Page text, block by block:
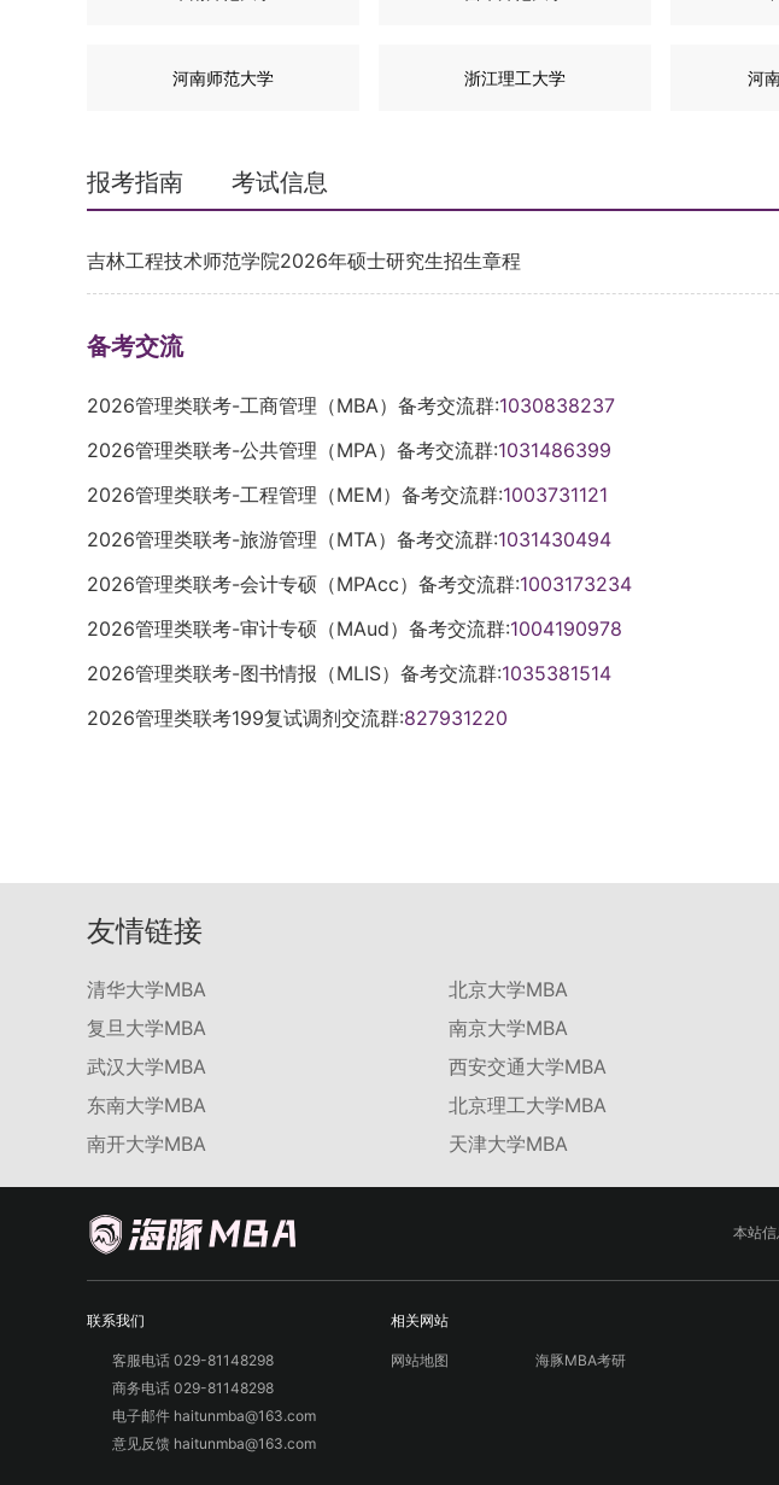
河南师范大学 浙江理工大学 河
报考指南 考试信息
吉林工程技术师范学院2026年硕士研究生招生章程
备考交流
2026管理类联考-工商管理（MBA）备考交流群:1030838237
2026管理类联考-公共管理（MPA）备考交流群:1031486399
2026管理类联考-工程管理（MEM）备考交流群:1003731121
2026管理类联考-旅游管理（MTA）备考交流群:1031430494
2026管理类联考-会计专硕（MPAcc）备考交流群:1003173234
2026管理类联考-审计专硕（MAud）备考交流群:1004190978
2026管理类联考-图书情报（MLIS）备考交流群:1035381514
2026管理类联考199复试调剂交流群:827931220
友情链接
清华大学MBA 北京大学MBA
复旦大学MBA
南京大学MBA
武汉大学MBA
西安交通大学MBA
东南大学MBA
北京理工大学MBA
南开大学MBA
天津大学MBA
本站
联系我们
客服电话 029-81148298
商务电话 029-81148298
电子邮件 haitunmba@163.com
意见反馈 haitunmba@163.com
相关网站
网站地图 海豚MBA考研